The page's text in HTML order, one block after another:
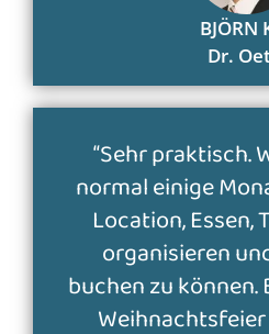
BJÖRN
Dr.
“Sehr praktisch.
normal einige
Location,
organisieren
buchen zu